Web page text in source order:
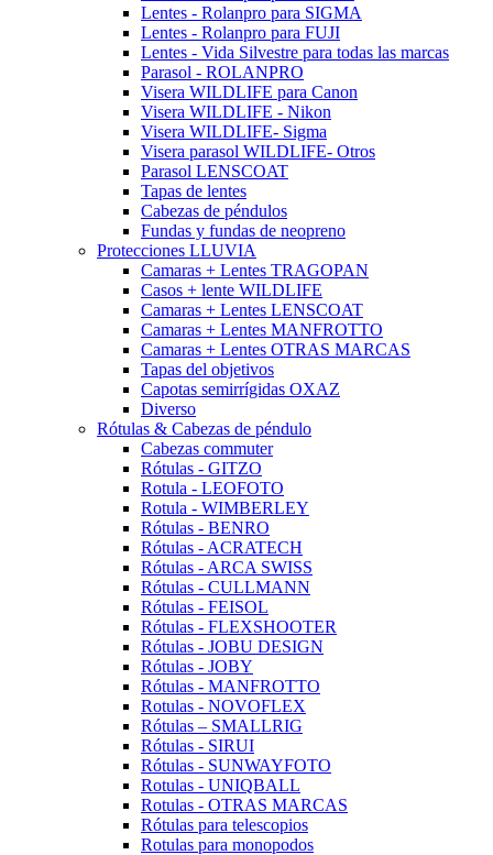
Lentes - Rolanpro para SIGMA
Lentes - Rolanpro para FUJI
Lentes - Vida Silvestre para todas las marcas
Parasol - ROLANPRO
Visera WILDLIFE para Canon
Visera WILDLIFE - Nikon
Visera WILDLIFE- Sigma
Visera parasol WILDLIFE- Otros
Parasol LENSCOAT
Tapas de lentes
Cabezas de péndulos
Fundas y fundas de neopreno
Protecciones LLUVIA
Camaras + Lentes TRAGOPAN
Casos + lente WILDLIFE
Camaras + Lentes LENSCOAT
Camaras + Lentes MANFROTTO
Camaras + Lentes OTRAS MARCAS
Tapas del objetivos
Capotas semirrígidas OXAZ
Diverso
Rótulas & Cabezas de péndulo
Cabezas commuter
Rótulas - GITZO
Rotula - LEOFOTO
Rotula - WIMBERLEY
Rótulas - BENRO
Rótulas - ACRATECH
Rótulas - ARCA SWISS
Rótulas - CULLMANN
Rótulas - FEISOL
Rótulas - FLEXSHOOTER
Rótulas - JOBU DESIGN
Rótulas - JOBY
Rótulas - MANFROTTO
Rotulas - NOVOFLEX
Rótulas – SMALLRIG
Rótulas - SIRUI
Rótulas - SUNWAYFOTO
Rotulas - UNIQBALL
Rotulas - OTRAS MARCAS
Rótulas para telescopios
Rotulas para monopodos